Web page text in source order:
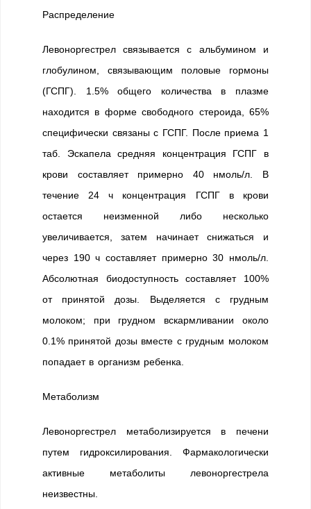
Распределение
Левоноргестрел связывается с альбумином и
глобулином, связывающим половые гормоны
(ГСПГ). 1.5% общего количества в плазме
находится в форме свободного стероида, 65%
специфически связаны с ГСПГ. После приема 1
таб. Эскапела средняя концентрация ГСПГ в
крови составляет примерно 40 нмоль/л. В
течение 24 ч концентрация ГСПГ в крови
остается неизменной либо несколько
увеличивается, затем начинает снижаться и
через 190 ч составляет примерно 30 нмоль/л.
Абсолютная биодоступность составляет 100%
от принятой дозы. Выделяется с грудным
молоком; при грудном вскармливании около
0.1% принятой дозы вместе с грудным молоком
попадает в организм ребенка.
Метаболизм
Левоноргестрел метаболизируется в печени
путем гидроксилирования. Фармакологически
активные метаболиты левоноргестрела
неизвестны.